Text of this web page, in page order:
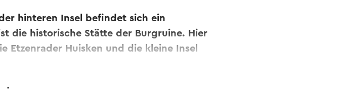
hinteren Insel befindet sich ein
die historische Stätte der Burgruine. Hier
Etzenrader Huisken und die kleine Insel